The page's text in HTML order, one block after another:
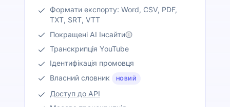
Формати експорту: Word, CSV, PDF,
TXT, SRT, VTT
Покращені AI Інсайти
Транскрипція YouTube
Ідентифікація промовця
Власний словник
НОВИЙ
Доступ до API